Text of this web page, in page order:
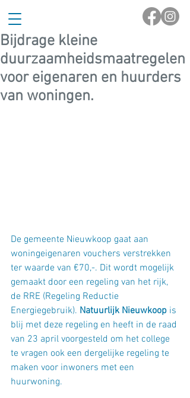
Bijdrage kleine
duurzaamheidsmaatregelen
voor eigenaren en huurders
van woningen.
De gemeente Nieuwkoop gaat aan
woningeigenaren vouchers verstrekken
ter waarde van €70,-. Dit wordt mogelijk
gemaakt door een regeling van het rijk,
de RRE (Regeling Reductie
Energiegebruik). Natuurlijk Nieuwkoop is
blij met deze regeling en heeft in de raad
van 23 april voorgesteld om het college
te vragen ook een dergelijke regeling te
maken voor inwoners met een
huurwoning.